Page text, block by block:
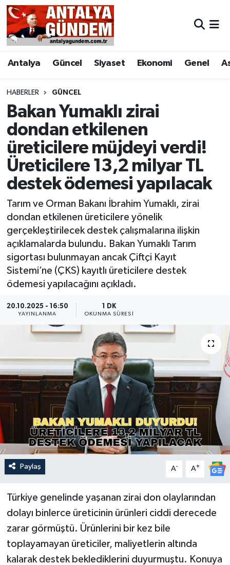
Antalya Güncel Siyaset Ekonomi Genel
HABERLER GÜNCEL
Bakan Yumaklı zirai
dondan etkilenen
üreticilere müjdeyi verdi!
Üreticilere 13,2 milyar TL
destek ödemesi yapılacak
Tarım ve Orman Bakanı İbrahim Yumaklı, zirai
dondan etkilenen üreticilere yönelik
gerçekleştirilecek destek çalışmalarına ilişkin
açıklamalarda bulundu. Bakan Yumaklı Tarım
sigortası bulunmayan ancak Çiftçi Kayıt
Sistemi’ne (ÇKS) kayıtlı üreticilere destek
ödemesi yapılacağını açıkladı.
20.10.2025 - 16:50
YAYINLANMA
1 DK
OKUNMA SÜRESI
Paylaş A- A+
Türkiye genelinde yaşanan zirai don olaylarından
dolayı binlerce üreticinin ürünleri ciddi derecede
zarar görmüştü. Ürünlerini bir kez bile
toplayamayan üreticiler, maliyetlerin altında
kalarak destek beklediklerini duyurmuştu. Konuya
Antalya
Asayiş
Bilim & Teknoloji
Bölge
EĞİTİM
Ekonomi
Görüntülü Haber
Güncel
Kültür & Sanat
Magazin
Resmi İlan
Sağlık & Yaşam
Siyaset
Antalya Nöbetçi Eczaneler
Antalya Hava Durumu
Antalya Namaz Vakitleri
Antalya Trafik Yoğunluk Haritası
Süper Lig Puan Durumu ve Fikstür
Tüm Manşetler
Son Dakika Haberleri
Haber Arşivi